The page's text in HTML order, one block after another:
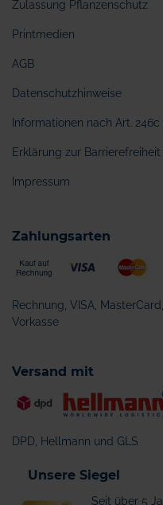
Zulassung Pflanzenschutz
Printmedien
AGB
Datenschutzhinweise
Informationen nach Art. 246c
Erklärung zur Barrierefreiheit
Impressum
Zahlungsarten
Rechnung, VISA,
Vorkasse
Versand mit
DPD, Hellmann und GLS
Unsere Siegel
Seit über 5